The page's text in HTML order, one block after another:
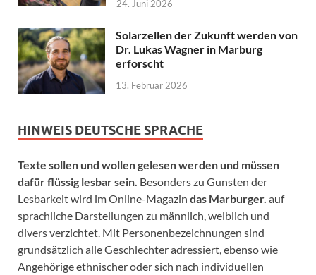
24. Juni 2026
Solarzellen der Zukunft werden von
Dr. Lukas Wagner in Marburg
erforscht
13. Februar 2026
HINWEIS DEUTSCHE SPRACHE
Texte sollen und wollen gelesen werden und müssen
dafür flüssig lesbar sein. Besonders zu Gunsten der
Lesbarkeit wird im Online-Magazin das Marburger. auf
sprachliche Darstellungen zu männlich, weiblich und
divers verzichtet. Mit Personenbezeichnungen sind
grundsätzlich alle Geschlechter adressiert, ebenso wie
Angehörige ethnischer oder sich nach individuellen